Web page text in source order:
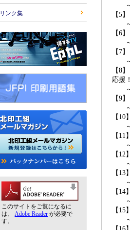
～
【5
～
【6
～
【7
～
【8
応援
～6
【9
～6
【
～6
【
～6
【
～6
【
～6
【
～6
【
～6
リンク集
このサイトをご覧になるに
は、 Adobe Reader が必要で
す。